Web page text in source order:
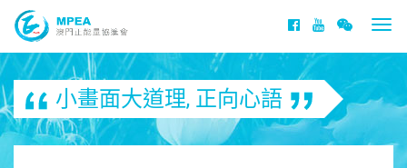
小畫面大道理, 正向心語